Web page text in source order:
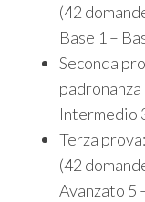
(42
Base 1 –
Seconda
Intermedio
Terza
(42
Avanzato 5